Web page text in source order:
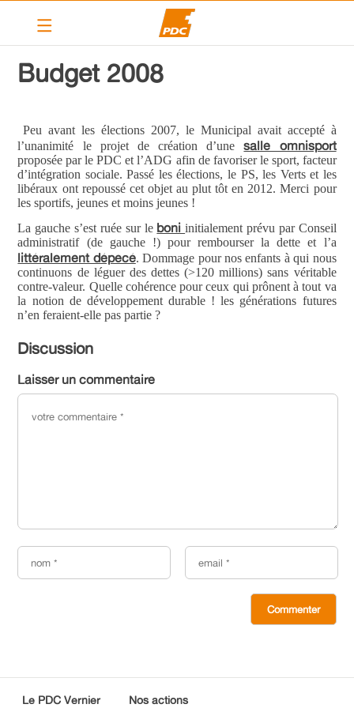
Le PDC Vernier
Nos actions
Calendrier
Articles
Contact
Liens
PDC cantonal
Devenir membre
Budget 2008
Peu avant les élections 2007, le Municipal avait accepté à
l’unanimité le projet de création d’unesalle omnisport
proposée par le PDC et l’ADG afin de favoriser le sport, facteur
d’intégration sociale. Passé les élections, le PS, les Verts et les
libéraux ont repoussé cet objet au plut tôt en 2012. Merci pour
les sportifs, jeunes et moins jeunes !
La gauche s’est ruée sur le boniinitialement prévu par Conseil
administratif (de gauche !) pour rembourser la dette et l’a
littéralement dépecé. Dommage pour nos enfants à qui nous
continuons de léguer des dettes (>120 millions) sans véritable
contre-valeur. Quelle cohérence pour ceux qui prônent à tout va
la notion de développement durable ! les générations futures
n’en feraient-elle pas partie ?
Discussion
Laisser un commentaire
Le PDC Vernier Nos actions